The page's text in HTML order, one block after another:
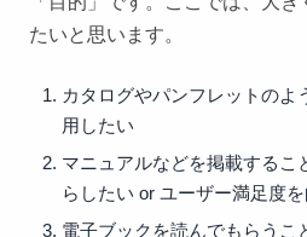
たいと思います。
カタログやパンフレットのよ
用したい
マニュアルなどを掲載するこ
らしたい or ユーザー満足度
電子ブックを読んでもらうこ